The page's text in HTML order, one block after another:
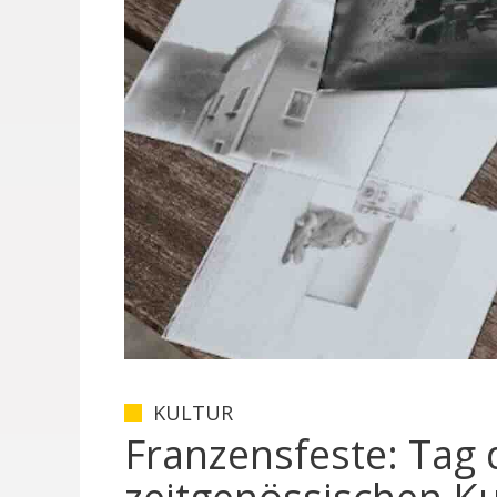
KULTUR
Franzensfeste: Tag